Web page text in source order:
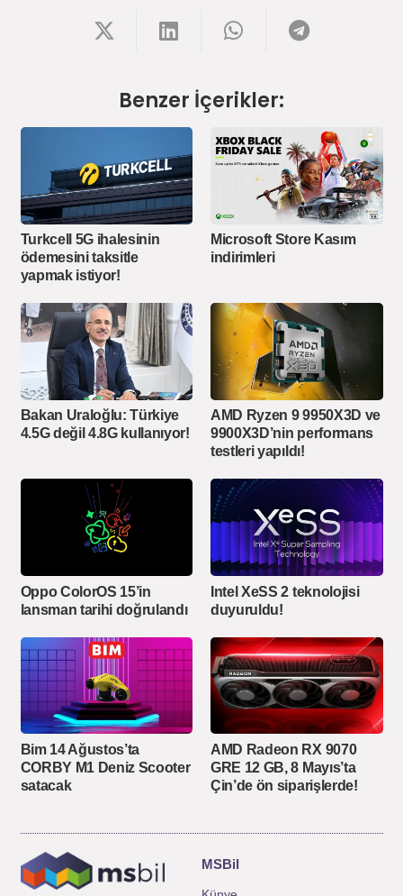
Benzer İçerikler:
Turkcell 5G ihalesinin
ödemesini taksitle
yapmak istiyor!
Microsoft Store Kasım
indirimleri
Bakan Uraloğlu: Türkiye
4.5G değil 4.8G kullanıyor!
AMD Ryzen 9 9950X3D ve
9900X3D’nin performans
testleri yapıldı!
Oppo ColorOS 15’in
lansman tarihi doğrulandı
Intel XeSS 2 teknolojisi
duyuruldu!
Bim 14 Ağustos’ta
CORBY M1 Deniz Scooter
satacak
AMD Radeon RX 9070
GRE 12 GB, 8 Mayıs’ta
Çin’de ön siparişlerde!
MSBil